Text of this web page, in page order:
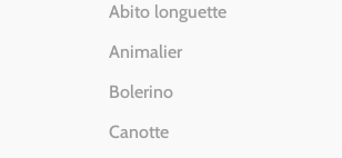
Abito longuette
Animalier
Bolerino
Canotte